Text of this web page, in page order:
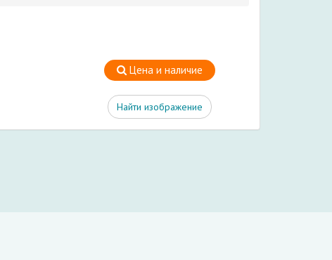
Цена и наличие
Найти изображение